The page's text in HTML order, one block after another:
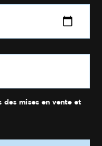
mises en vente et